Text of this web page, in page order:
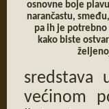
osnovne boje
narančastu,
pa ih je
kako biste
sredstava
većinom